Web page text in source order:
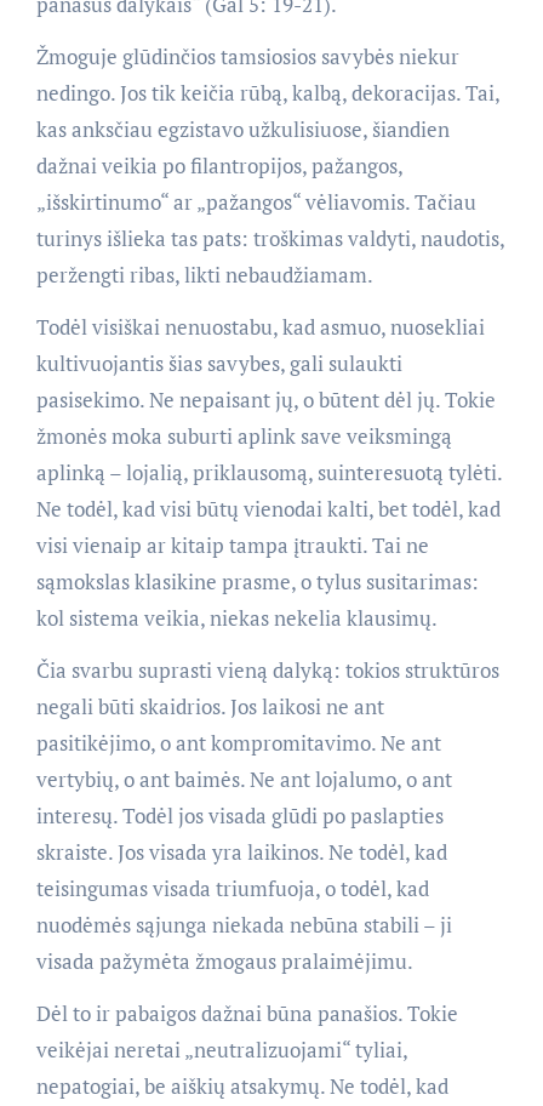
Žmoguje glūdinčios tamsiosios savybės niekur
nedingo. Jos tik keičia rūbą, kalbą, dekoracijas. Tai,
kas anksčiau egzistavo užkulisiuose, šiandien
dažnai veikia po filantropijos, pažangos,
„išskirtinumo“ ar „pažangos“ vėliavomis. Tačiau
turinys išlieka tas pats: troškimas valdyti, naudotis,
peržengti ribas, likti nebaudžiamam.
Todėl visiškai nenuostabu, kad asmuo, nuosekliai
kultivuojantis šias savybes, gali sulaukti
pasisekimo. Ne nepaisant jų, o būtent dėl jų. Tokie
žmonės moka suburti aplink save veiksmingą
aplinką – lojalią, priklausomą, suinteresuotą tylėti.
Ne todėl, kad visi būtų vienodai kalti, bet todėl, kad
visi vienaip ar kitaip tampa įtraukti. Tai ne
sąmokslas klasikine prasme, o tylus susitarimas:
kol sistema veikia, niekas nekelia klausimų.
Čia svarbu suprasti vieną dalyką: tokios struktūros
negali būti skaidrios. Jos laikosi ne ant
pasitikėjimo, o ant kompromitavimo. Ne ant
vertybių, o ant baimės. Ne ant lojalumo, o ant
interesų. Todėl jos visada glūdi po paslapties
skraiste. Jos visada yra laikinos. Ne todėl, kad
teisingumas visada triumfuoja, o todėl, kad
nuodėmės sąjunga niekada nebūna stabili – ji
visada pažymėta žmogaus pralaimėjimu.
Dėl to ir pabaigos dažnai būna panašios. Tokie
veikėjai neretai „neutralizuojami“ tyliai,
nepatogiai, be aiškių atsakymų. Ne todėl, kad